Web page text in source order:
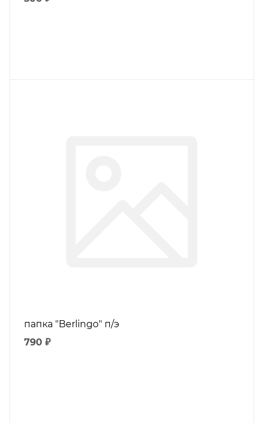
папка "Berlingo" п/э
790 ₽